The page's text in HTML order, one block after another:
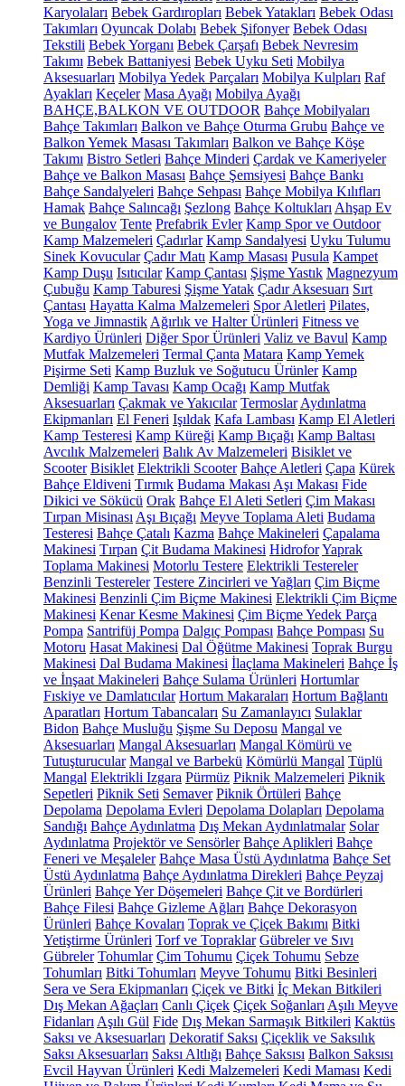
Karyolaları Bebek Gardıropları Bebek Yatakları Bebek Odası
Takımları Oyuncak Dolabı Bebek Şifonyer Bebek Odası
Tekstili Bebek Yorganı Bebek Çarşafı Bebek Nevresim
Takımı Bebek Battaniyesi Bebek Uyku Seti Mobilya
Aksesuarları Mobilya Yedek Parçaları Mobilya Kulpları Raf
Ayakları Keçeler Masa Ayağı Mobilya Ayağı
BAHÇE,BALKON VE OUTDOOR Bahçe Mobilyaları
Bahçe Takımları Balkon ve Bahçe Oturma Grubu Bahçe ve
Balkon Yemek Masası Takımları Balkon ve Bahçe Köşe
Takımı Bistro Setleri Bahçe Minderi Çardak ve Kameriyeler
Bahçe ve Balkon Masası Bahçe Şemsiyesi Bahçe Bankı
Bahçe Sandalyeleri Bahçe Sehpası Bahçe Mobilya Kılıfları
Hamak Bahçe Salıncağı Şezlong Bahçe Koltukları Ahşap Ev
ve Bungalov Tente Prefabrik Evler Kamp Spor ve Outdoor
Kamp Malzemeleri Çadırlar Kamp Sandalyesi Uyku Tulumu
Sinek Kovucular Çadır Matı Kamp Masası Pusula Kampet
Kamp Duşu Isıtıcılar Kamp Çantası Şişme Yastık Magnezyum
Çubuğu Kamp Taburesi Şişme Yatak Çadır Aksesuarı Sırt
Çantası Hayatta Kalma Malzemeleri Spor Aletleri Pilates,
Yoga ve Jimnastik Ağırlık ve Halter Ürünleri Fitness ve
Kardiyo Ürünleri Diğer Spor Ürünleri Valiz ve Bavul Kamp
Mutfak Malzemeleri Termal Çanta Matara Kamp Yemek
Pişirme Seti Kamp Buzluk ve Soğutucu Ürünler Kamp
Demliği Kamp Tavası Kamp Ocağı Kamp Mutfak
Aksesuarları Çakmak ve Yakıcılar Termoslar Aydınlatma
Ekipmanları El Feneri Işıldak Kafa Lambası Kamp El Aletleri
Kamp Testeresi Kamp Küreği Kamp Bıçağı Kamp Baltası
Avcılık Malzemeleri Balık Av Malzemeleri Bisiklet ve
Scooter Bisiklet Elektrikli Scooter Bahçe Aletleri Çapa Kürek
Bahçe Eldiveni Tırmık Budama Makası Aşı Makası Fide
Dikici ve Sökücü Orak Bahçe El Aleti Setleri Çim Makası
Tırpan Misinası Aşı Bıçağı Meyve Toplama Aleti Budama
Testeresi Bahçe Çatalı Kazma Bahçe Makineleri Çapalama
Makinesi Tırpan Çit Budama Makinesi HidroforYaprak
Toplama Makinesi Motorlu Testere Elektrikli Testereler
Benzinli Testereler Testere Zincirleri ve Yağları Çim Biçme
Makinesi Benzinli Çim Biçme Makinesi Elektrikli Çim Biçme
Makinesi Kenar Kesme Makinesi Çim Biçme Yedek Parça
Pompa Santrifüj Pompa Dalgıç Pompası Bahçe Pompası Su
Motoru Hasat Makinesi Dal Öğütme Makinesi Toprak Burgu
Makinesi Dal Budama Makinesi İlaçlama Makineleri Bahçe İş
ve İnşaat Makineleri Bahçe Sulama Ürünleri Hortumlar
Fıskiye ve Damlatıcılar Hortum Makaraları Hortum Bağlantı
Aparatları Hortum Tabancaları Su Zamanlayıcı Sulaklar
Bidon Bahçe Musluğu Şişme Su Deposu Mangal ve
Aksesuarları Mangal Aksesuarları Mangal Kömürü ve
Tutuşturucular Mangal ve Barbekü Kömürlü Mangal Tüplü
Mangal Elektrikli Izgara Pürmüz Piknik Malzemeleri Piknik
Sepetleri Piknik Seti Semaver Piknik Örtüleri Bahçe
Depolama Depolama Evleri Depolama Dolapları Depolama
Sandığı Bahçe Aydınlatma Dış Mekan Aydınlatmalar Solar
Aydınlatma Projektör ve Sensörler Bahçe Aplikleri Bahçe
Feneri ve Meşaleler Bahçe Masa Üstü Aydınlatma Bahçe Set
Üstü Aydınlatma Bahçe Aydınlatma Direkleri Bahçe Peyzaj
Ürünleri Bahçe Yer Döşemeleri Bahçe Çit ve Bordürleri
Bahçe Filesi Bahçe Gizleme Ağları Bahçe Dekorasyon
Ürünleri Bahçe Kovaları Toprak ve Çiçek Bakımı Bitki
Yetiştirme Ürünleri Torf ve Topraklar Gübreler ve Sıvı
Gübreler Tohumlar Çim Tohumu Çiçek Tohumu Sebze
Tohumları Bitki Tohumları Meyve Tohumu Bitki Besinleri
Sera ve Sera Ekipmanları Çiçek ve Bitki İç Mekan Bitkileri
Dış Mekan Ağaçları Canlı Çiçek Çiçek Soğanları Aşılı Meyve
Fidanları Aşılı Gül Fide Dış Mekan Sarmaşık Bitkileri Kaktüs
Saksı ve Aksesuarları Dekoratif Saksı Çiçeklik ve Saksılık
Saksı Aksesuarları Saksı Altlığı Bahçe Saksısı Balkon Saksısı
Evcil Hayvan Ürünleri Kedi Malzemeleri Kedi Maması Kedi